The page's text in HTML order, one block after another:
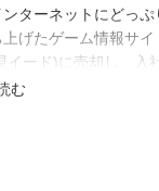
ターネットにどっ
げたゲーム情報サイ
イード)に売却し、入
プリ開発、サイト立
む